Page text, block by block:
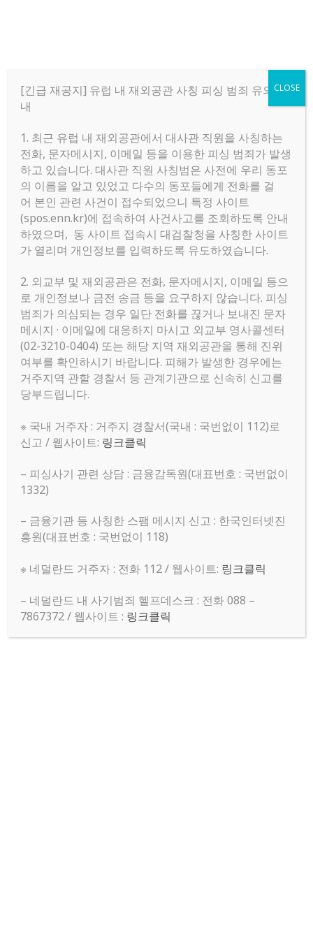
Menu
Home » 한인회 공지
[긴급 재공지] 유럽 내 재외공관 사칭 피싱 범죄 유의 안
내
1. 최근 유럽 내 재외공관에서 대사관 직원을 사칭하는
전화, 문자메시지, 이메일 등을 이용한 피싱 범죄가 발생
하고 있습니다. 대사관 직원 사칭범은 사전에 우리 동포
의 이름을 알고 있었고 다수의 동포들에게 전화를 걸
어 본인 관련 사건이 접수되었으니 특정 사이트
(spos.enn.kr)에 접속하여 사건사고를 조회하도록 안내
하였으며, 동 사이트 접속시 대검찰청을 사칭한 사이트
가 열리며 개인정보를 입력하도록 유도하였습니다.
2. 외교부 및 재외공관은 전화, 문자메시지, 이메일 등으
로 개인정보나 금전 송금 등을 요구하지 않습니다. 피싱
범죄가 의심되는 경우 일단 전화를 끊거나 보내진 문자
메시지 · 이메일에 대응하지 마시고 외교부 영사콜센터
(02-3210-0404) 또는 해당 지역 재외공관을 통해 진위
여부를 확인하시기 바랍니다. 피해가 발생한 경우에는
거주지역 관할 경찰서 등 관계기관으로 신속히 신고를
당부드립니다.
※ 국내 거주자 : 거주지 경찰서(국내 : 국번없이 112)로
신고 / 웹사이트: 링크클릭
– 피싱사기 관련 상담 : 금융감독원(대표번호 : 국번없이
1332)
– 금융기관 등 사칭한 스팸 메시지 신고 : 한국인터넷진
흥원(대표번호 : 국번없이 118)
※ 네덜란드 거주자 : 전화 112 / 웹사이트: 링크클릭
– 네덜란드 내 사기범죄 헬프데스크 : 전화 088 –
7867372 / 웹사이트 : 링크클릭
CLOSE